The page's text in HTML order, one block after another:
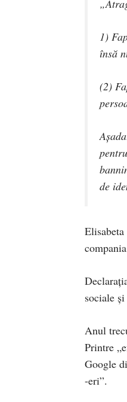
1)
însă
(2)
de
sociale
Anul
Printre
Google
-eri”.